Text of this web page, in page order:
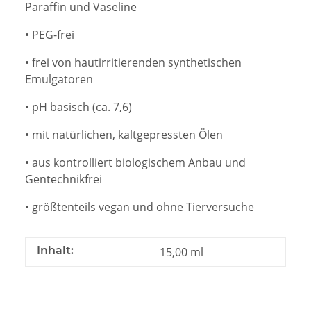
Paraffin und Vaseline
• PEG-frei
• frei von hautirritierenden synthetischen
Emulgatoren
• pH basisch (ca. 7,6)
• mit natürlichen, kaltgepressten Ölen
• aus kontrolliert biologischem Anbau und
Gentechnikfrei
• größtenteils vegan und ohne Tierversuche
Inhalt: 15,00 ml